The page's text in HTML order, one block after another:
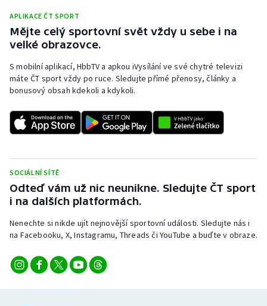
Rychlobruslení
Rychlostní kanoistika
Short track
Sportovní střelba
Triatlon
Veslování
Vodní slalom
Volejbal
Ostatní
APLIKACE ČT SPORT
Mějte celý sportovní svět vždy u sebe i na
velké obrazovce.
S mobilní aplikací, HbbTV a apkou iVysílání ve své chytré televizi
máte ČT sport vždy po ruce. Sledujte přímé přenosy, články a
bonusový obsah kdekoli a kdykoli.
SOCIÁLNÍ SÍTĚ
Odteď vám už nic neunikne. Sledujte ČT sport
i na dalších platformách.
Nenechte si nikde ujít nejnovější sportovní události. Sledujte nás i
na Facebooku, X, Instagramu, Threads či YouTube a buďte v obraze.